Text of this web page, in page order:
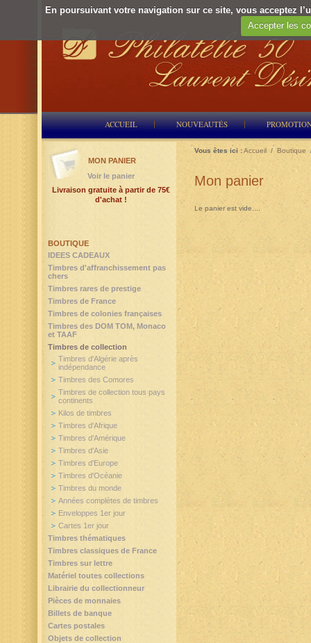
En poursuivant votre navigation sur ce site, vous acceptez
Accepter les
ACCUEIL NOUVEAUTÉS
Vous êtes ici :Accueil / Boutique
Mon panier
Le panier est vide....
BOUTIQUE
IDEES CADEAUX
Timbres d'affranchissement pas
chers
Timbres rares de prestige
Timbres de France
Timbres de colonies françaises
Timbres des DOM TOM, Monaco
et TAAF
Timbres de collection
Timbres d'Algérie après
indépendance
Timbres des Comores
Timbres de collection tous pays
continents
Kilos de timbres
Timbres d'Afrique
Timbres d'Amérique
Timbres d'Asie
Timbres d'Europe
Timbres d'Océanie
Timbres du monde
Années complètes de timbres
Enveloppes 1er jour
Cartes 1er jour
Timbres thématiques
Timbres classiques de France
Timbres sur lettre
Matériel toutes collections
Librairie du collectionneur
Pièces de monnaies
Billets de banque
Cartes postales
Objets de collection
MON PANIER
Voir le panier
Livraison gratuite à partir de 75€
d'achat !